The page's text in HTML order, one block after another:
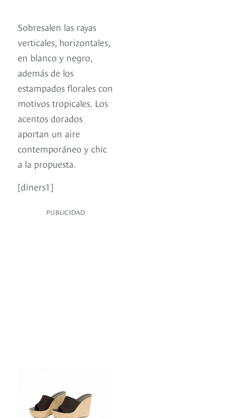
Sobresalen las rayas
verticales, horizontales,
en blanco y negro,
además de los
estampados florales con
motivos tropicales. Los
acentos dorados
aportan un aire
contemporáneo y chic
a la propuesta.
[diners1]
PUBLICIDAD